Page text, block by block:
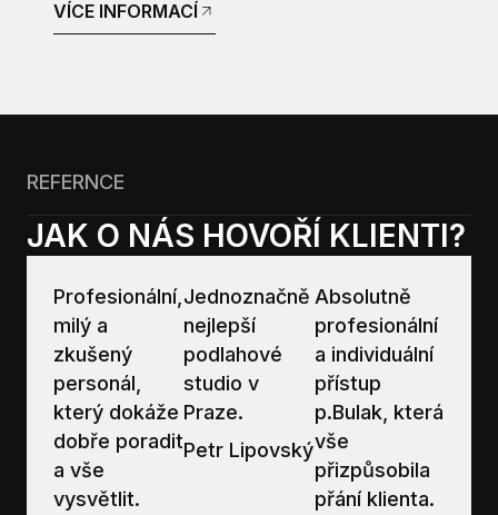
VÍCE INFORMACÍ
REFERNCE
JAK O NÁS HOVOŘÍ KLIENTI?
Profesionální,
milý a
zkušený
personál,
který dokáže
dobře poradit
a vše
vysvětlit.
Jednoznačně
nejlepší
podlahové
studio v
Praze.
Petr Lipovský
Absolutně
profesionální
a individuální
přístup
p.Bulak, která
vše
přizpůsobila
přání klienta.